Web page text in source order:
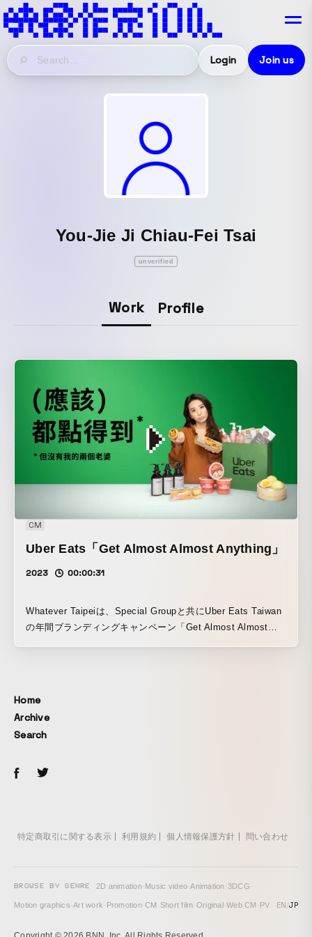
Login Join us
You-Jie Ji Chiau-Fei Tsai
unverified
Work Profile
CM
Uber Eats「Get Almost Almost Anything」
2023 00:00:31
Whatever Taipeiは、Special Groupと共にUber Eats Taiwan
の年間ブランディングキャンペーン「Get Almost Almost
Hebe Tien、Aaron Yan、Jesse Tang、Ray Du、Crown Du
を招き、食べ物の他にも、懐中電灯やメモリーカード、さら
Eatsを利用することで解決できる様子をユーモラスに表現し
期間限定で開催しました。また、 ブランドメッセージを強化
Home
Archive
Search
特定商取引に関する表示 利用規約 個人情報保護方針 問い合わせ
BROWSE BY GENRE 2D animation· Music video·Animation·3DCG·
Motion graphics·Art work· Promotion·CM · Short film·Original ·Web CM · PV EN/JP